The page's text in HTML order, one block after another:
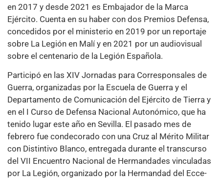
en 2017 y desde 2021 es Embajador de la Marca
Ejército. Cuenta en su haber con dos Premios Defensa,
concedidos por el ministerio en 2019 por un reportaje
sobre La Legión en Malí y en 2021 por un audiovisual
sobre el centenario de la Legión Española.
Participó en las XIV Jornadas para Corresponsales de
Guerra, organizadas por la Escuela de Guerra y el
Departamento de Comunicación del Ejército de Tierra y
en el I Curso de Defensa Nacional Autonómico, que ha
tenido lugar este año en Sevilla. El pasado mes de
febrero fue condecorado con una Cruz al Mérito Militar
con Distintivo Blanco, entregada durante el transcurso
del VII Encuentro Nacional de Hermandades vinculadas
por La Legión, organizado por la Hermandad del Ecce-